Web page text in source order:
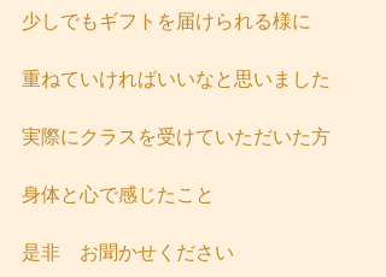
少しでもギフトを届けられる様に
重ねていければいいなと思いました
実際にクラスを受けていただいた方
身体と心で感じたこと
是非　お聞かせください